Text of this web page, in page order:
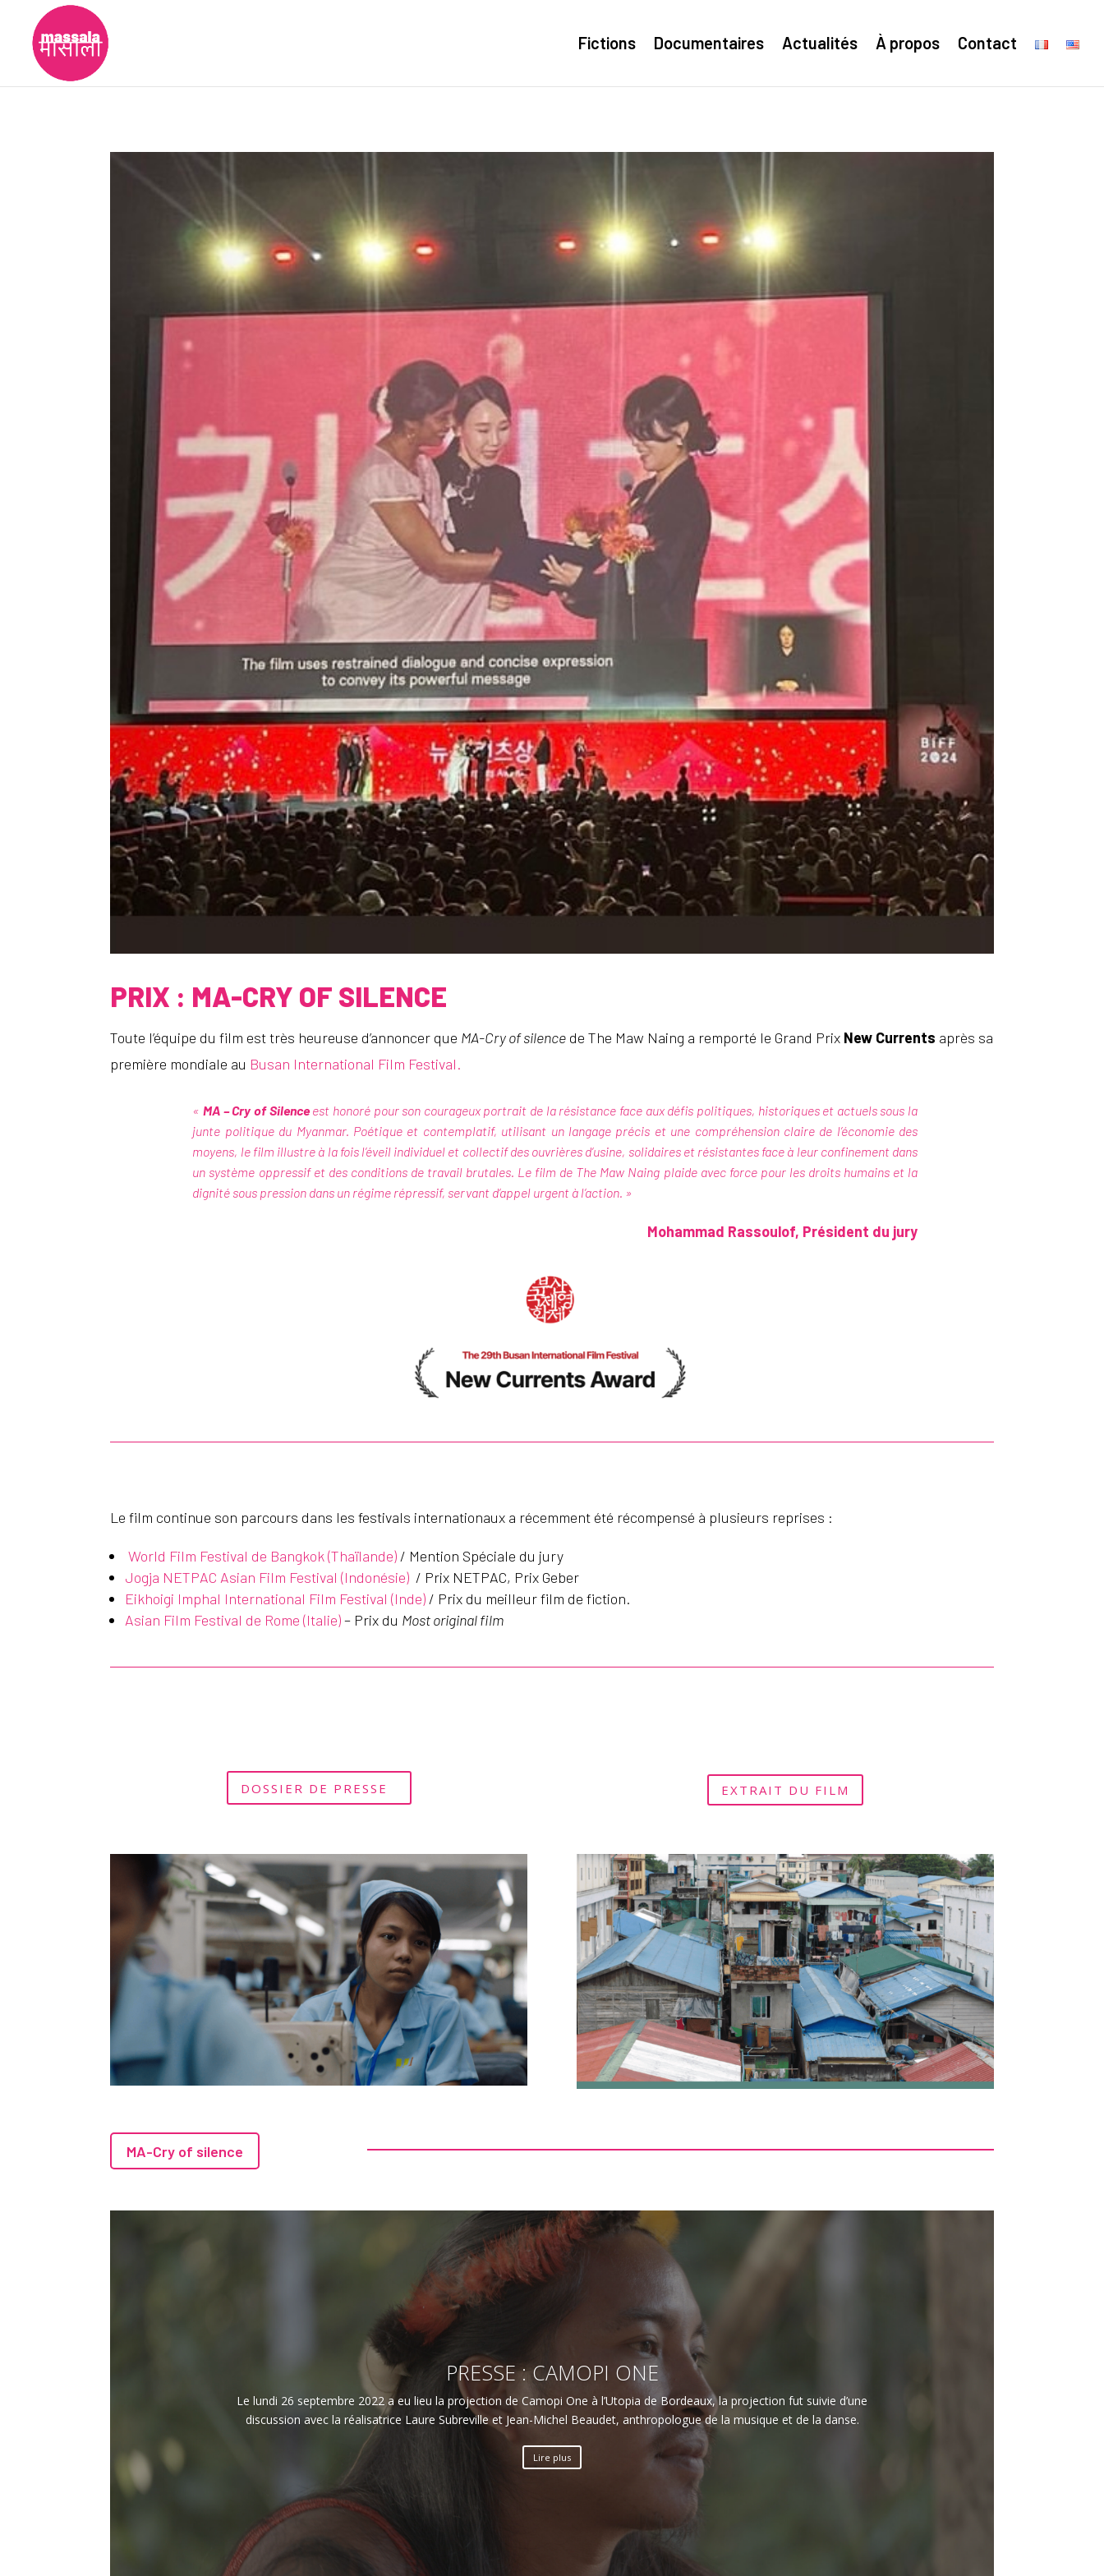
Fictions Documentaires Actualités À propos Contact
PRIX : MA-CRY OF SILENCE
Toute l’équipe du film est très heureuse d’annoncer que MA-Cry of silence de The Maw Naing a remporté le Grand Prix New Currents après sa
première mondiale au Busan International Film Festival.
« MA – Cry of Silenceest honoré pour son courageux portrait de la résistance face aux défis politiques, historiques et actuels sous la
junte politique du Myanmar. Poétique et contemplatif, utilisant un langage précis et une compréhension claire de l’économie des
moyens, le film illustre à la fois l’éveil individuel et collectif des ouvrières d’usine, solidaires et résistantes face à leur confinement dans
un système oppressif et des conditions de travail brutales. Le film de The Maw Naing plaide avec force pour les droits humains et la
dignité sous pression dans un régime répressif, servant d’appel urgent à l’action. »
Mohammad Rassoulof, Président du jury
Le film continue son parcours dans les festivals internationaux a récemment été récompensé à plusieurs reprises :
World Film Festival de Bangkok (Thaïlande) / Mention Spéciale du jury
Jogja NETPAC Asian Film Festival (Indonésie) / Prix NETPAC, Prix Geber
Eikhoigi Imphal International Film Festival (Inde) / Prix du meilleur film de fiction.
Asian Film Festival de Rome (Italie)– Prix du Most original film
DOSSIER DE PRESSE EXTRAIT DU FILM
MA-Cry of silence
PRESSE : CAMOPI ONE
Le lundi 26 septembre 2022 a eu lieu la projection de Camopi One à l’Utopia de Bordeaux, la projection fut suivie d’une
discussion avec la réalisatrice Laure Subreville et Jean-Michel Beaudet, anthropologue de la musique et de la danse.
Lire plus